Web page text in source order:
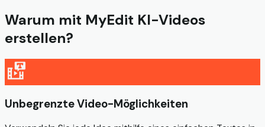
Warum mit MyEdit KI-Videos
erstellen?
Unbegrenzte Video-Möglichkeiten